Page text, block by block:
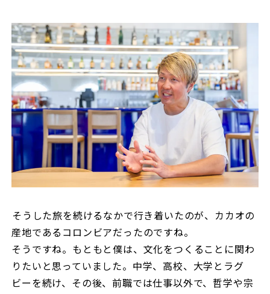
――そうした旅を続けるなかで行き着いたのが、カカオの
産地であるコロンビアだったのですね。
そうですね。もともと僕は、文化をつくることに関わ
りたいと思っていました。中学、高校、大学とラグ
ビーを続け、その後、前職では仕事以外で、哲学や宗